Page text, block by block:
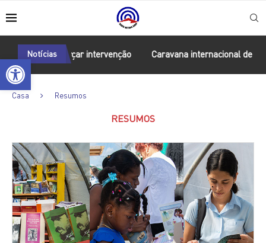
Open toolbar
Notícias
para reforçar intervenção Caravana internacional de
Casa Resumos
RESUMOS